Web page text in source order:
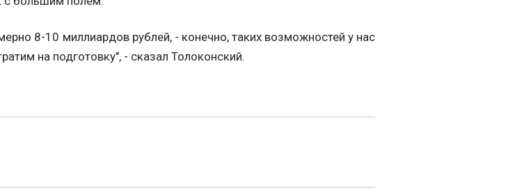
8-10 миллиардов рублей, - конечно, таких возможностей у нас
на подготовку", - сказал Толоконский.